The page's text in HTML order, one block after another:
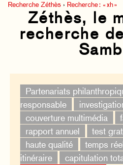
Recherche Zéthès › Recherche : « xh »
Zéthès, le
recherche
Partenariats
responsable
couverture multimédia
rapport annuel
test
haute qualité
temps
itinéraire
capitulation